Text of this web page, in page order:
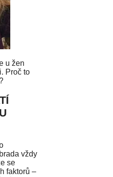
u žen
Proč to
vždy
se
faktorů –